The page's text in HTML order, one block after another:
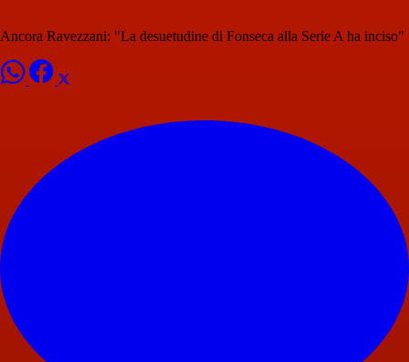
Ancora Ravezzani: "La desuetudine di Fonseca alla Serie A ha inciso"